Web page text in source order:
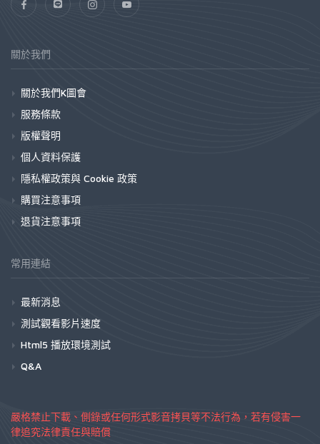
關於我們
關於我們K圖會
服務條款
版權聲明
個人資料保護
隱私權政策與 Cookie 政策
購買注意事項
退貨注意事項
常用連結
最新消息
測試觀看影片速度
Html5 播放環境測試
Q&A
嚴格禁止下載、側錄或任何形式影音拷貝等不法行為，若有侵害一
律追究法律責任與賠償